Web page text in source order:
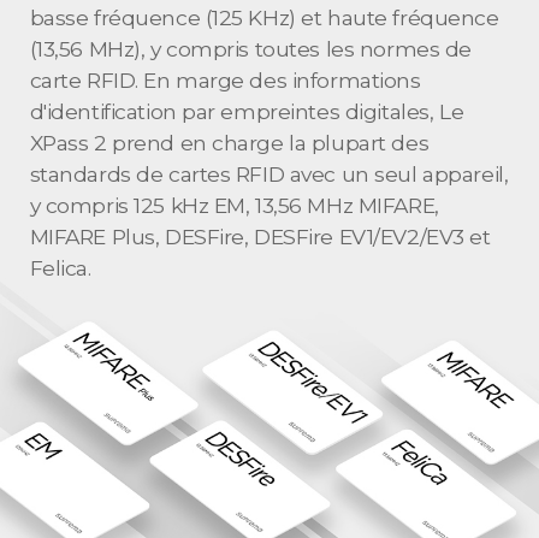
basse fréquence (125 KHz) et haute fréquence
(13,56 MHz), y compris toutes les normes de
carte RFID. En marge des informations
d'identification par empreintes digitales, Le
XPass 2 prend en charge la plupart des
standards de cartes RFID avec un seul appareil,
y compris 125 kHz EM, 13,56 MHz MIFARE,
MIFARE Plus, DESFire, DESFire EV1/EV2/EV3 et
Felica.